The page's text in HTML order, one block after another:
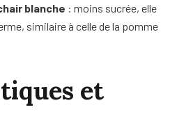
blanche : moins sucrée, elle
similaire à celle de la pomme
et